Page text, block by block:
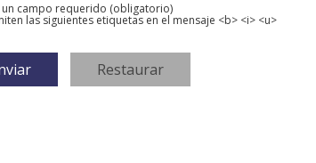
campo requerido (obligatorio)
las siguientes etiquetas en el mensaje <b> <i> <u>